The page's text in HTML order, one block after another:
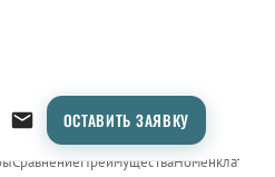
ОСТАВИТЬ ЗАЯВКУ
СравнениеПреимуществаНоменклатура